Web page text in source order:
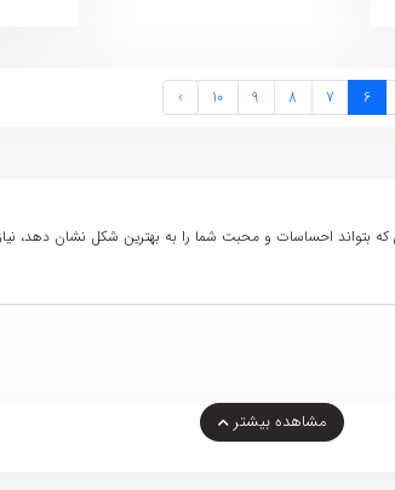
6
7
8
9
10
›
احساسات و محبت شما را به بهترین شکل نشان دهد،
مشاهده بیشتر